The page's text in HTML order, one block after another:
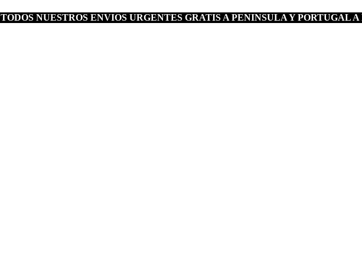
TODOS NUESTROS ENVIOS URGENTES GRATIS A PENINSULA Y PORTUGAL A